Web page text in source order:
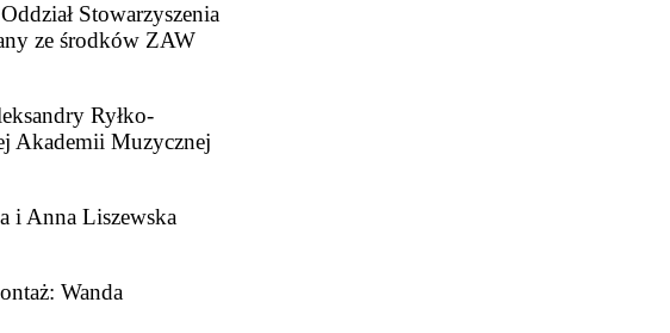
Stowarzyszenia
ze środków ZAW
Ryłko-
Akademii Muzycznej
i Anna Liszewska
Wanda